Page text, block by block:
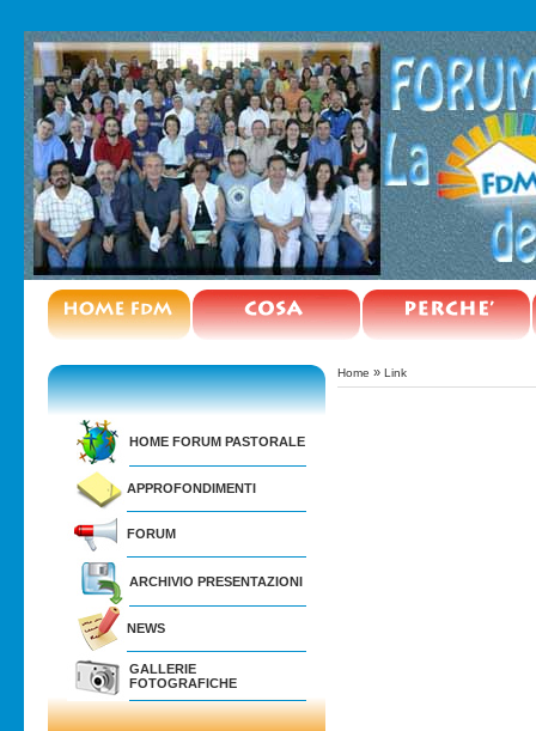
HOME FORUM PASTORALE
APPROFONDIMENTI
FORUM
ARCHIVIO PRESENTAZIONI
NEWS
GALLERIE
FOTOGRAFICHE
Home » Link